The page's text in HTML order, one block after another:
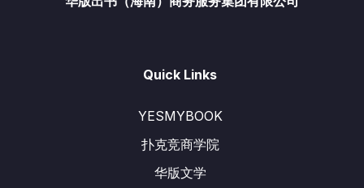
Quick Links
YESMYBOOK
扑克竞商学院
华版文学